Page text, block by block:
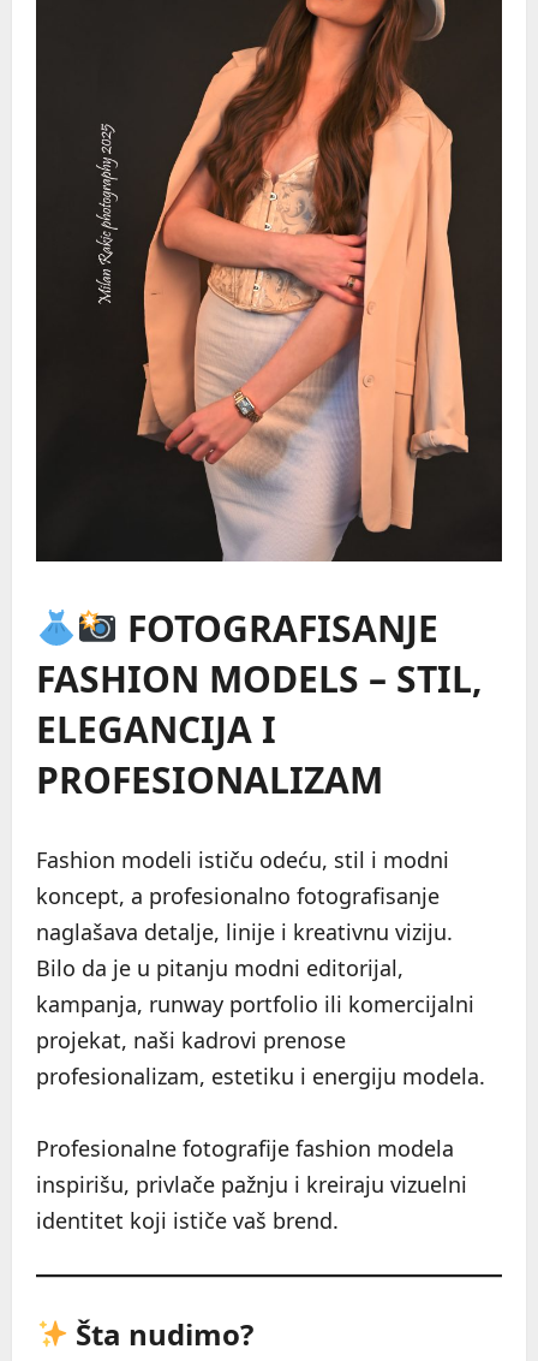
FOTOGRAFISANJE
FASHION MODELS – STIL,
ELEGANCIJA I
PROFESIONALIZAM
Fashion modeli ističu odeću, stil i modni
koncept, a profesionalno fotografisanje
naglašava detalje, linije i kreativnu viziju.
Bilo da je u pitanju modni editorijal,
kampanja, runway portfolio ili komercijalni
projekat, naši kadrovi prenose
profesionalizam, estetiku i energiju modela.
Profesionalne fotografije fashion modela
inspirišu, privlače pažnju i kreiraju vizuelni
identitet koji ističe vaš brend.
Šta nudimo?